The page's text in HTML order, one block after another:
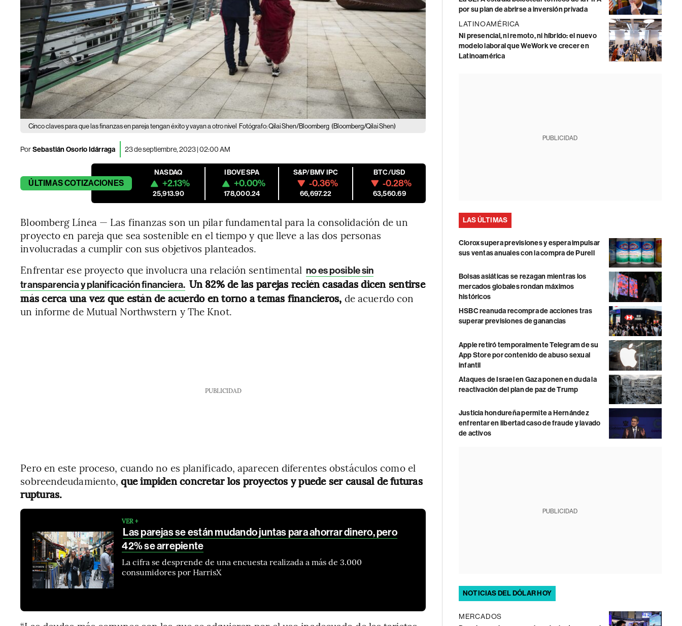
Cinco claves para que las finanzas en pareja tengan éxito y vayan a otro nivel Fotógrafo: Qilai Shen/Bloomberg (Bloomberg/Qilai Shen)
PorSebastián Osorio Idárraga 23 de septiembre, 2023 | 02:00 AM
ÚLTIMASCOTIZACIONES
NASDAQ
+2.13%
25,913.90
IBOVESPA
+0.00%
178,000.24
S&P/BMV IPC
-0.36%
66,697.22
BTC/USD
-0.28%
63,560.69
Bloomberg Línea — Las finanzas son un pilar fundamental para la consolidación de un
proyecto en pareja que sea sostenible en el tiempo y que lleve a las dos personas
involucradas a cumplir con sus objetivos planteados.
Enfrentar ese proyecto que involucra una relación sentimental no es posible sin
transparencia y planificación financiera. Un 82% de las parejas recién casadas dicen sentirse
más cerca una vez que están de acuerdo en torno a temas financieros, de acuerdo con
un informe de Mutual Northwstern y The Knot.
PUBLICIDAD
Pero en este proceso, cuando no es planificado, aparecen diferentes obstáculos como el
sobreendeudamiento,que impiden concretar los proyectos y puede ser causal de futuras
rupturas.
VER +
Las parejas se están mudando juntas para ahorrar dinero, pero
42% se arrepiente
La cifra se desprende de una encuesta realizada a más de 3.000
consumidores por HarrisX
por su plan de abrirse a inversión privada
LATINOAMÉRICA
Ni presencial, ni remoto, ni híbrido: el nuevo
modelo laboral que WeWork ve crecer en
Latinoamérica
PUBLICIDAD
LAS ÚLTIMAS
Clorox supera previsiones y espera impulsar
sus ventas anuales con la compra de Purell
Bolsas asiáticas se rezagan mientras los
mercados globales rondan máximos
históricos
HSBC reanuda recompra de acciones tras
superar previsiones de ganancias
Apple retiró temporalmente Telegram de su
App Store por contenido de abuso sexual
infantil
Ataques de Israel en Gaza ponen en duda la
reactivación del plan de paz de Trump
Justicia hondureña permite a Hernández
enfrentar en libertad caso de fraude y lavado
de activos
PUBLICIDAD
NOTICIAS DEL DÓLAR HOY
MERCADOS